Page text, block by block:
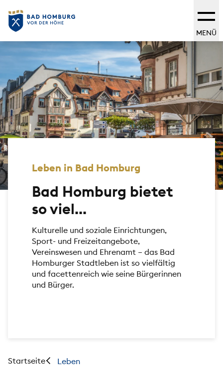
MENÜ
Leben in Bad Homburg
Bad Homburg bietet
so viel...
Kulturelle und soziale Einrichtungen,
Sport- und Freizeitangebote,
Vereinswesen und Ehrenamt – das Bad
Homburger Stadtleben ist so vielfältig
und facettenreich wie seine Bürgerinnen
und Bürger.
Startseite Leben